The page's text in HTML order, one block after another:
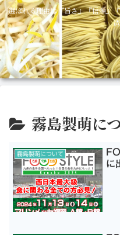
選ばれる理由は『旨さ』『信頼』
霧島製萌に
霧島製萌について
に